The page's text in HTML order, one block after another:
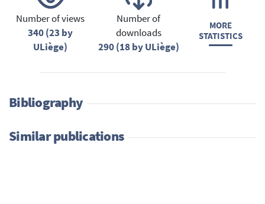
Number of views
340 (23 by
ULiège)
Number of
downloads
290 (18 by ULiège)
MORE
STATISTICS
Bibliography
Similar publications